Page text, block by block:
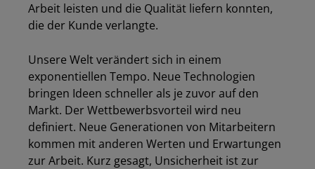
Arbeit leisten und die Qualität liefern konnten,
die der Kunde verlangte.
Unsere Welt verändert sich in einem
exponentiellen Tempo. Neue Technologien
bringen Ideen schneller als je zuvor auf den
Markt. Der Wettbewerbsvorteil wird neu
definiert. Neue Generationen von Mitarbeitern
kommen mit anderen Werten und Erwartungen
zur Arbeit. Kurz gesagt, Unsicherheit ist zur